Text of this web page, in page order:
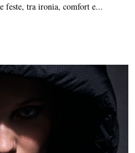
feste, tra ironia, comfort e...